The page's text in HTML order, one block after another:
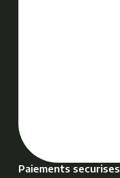
Paiements securises